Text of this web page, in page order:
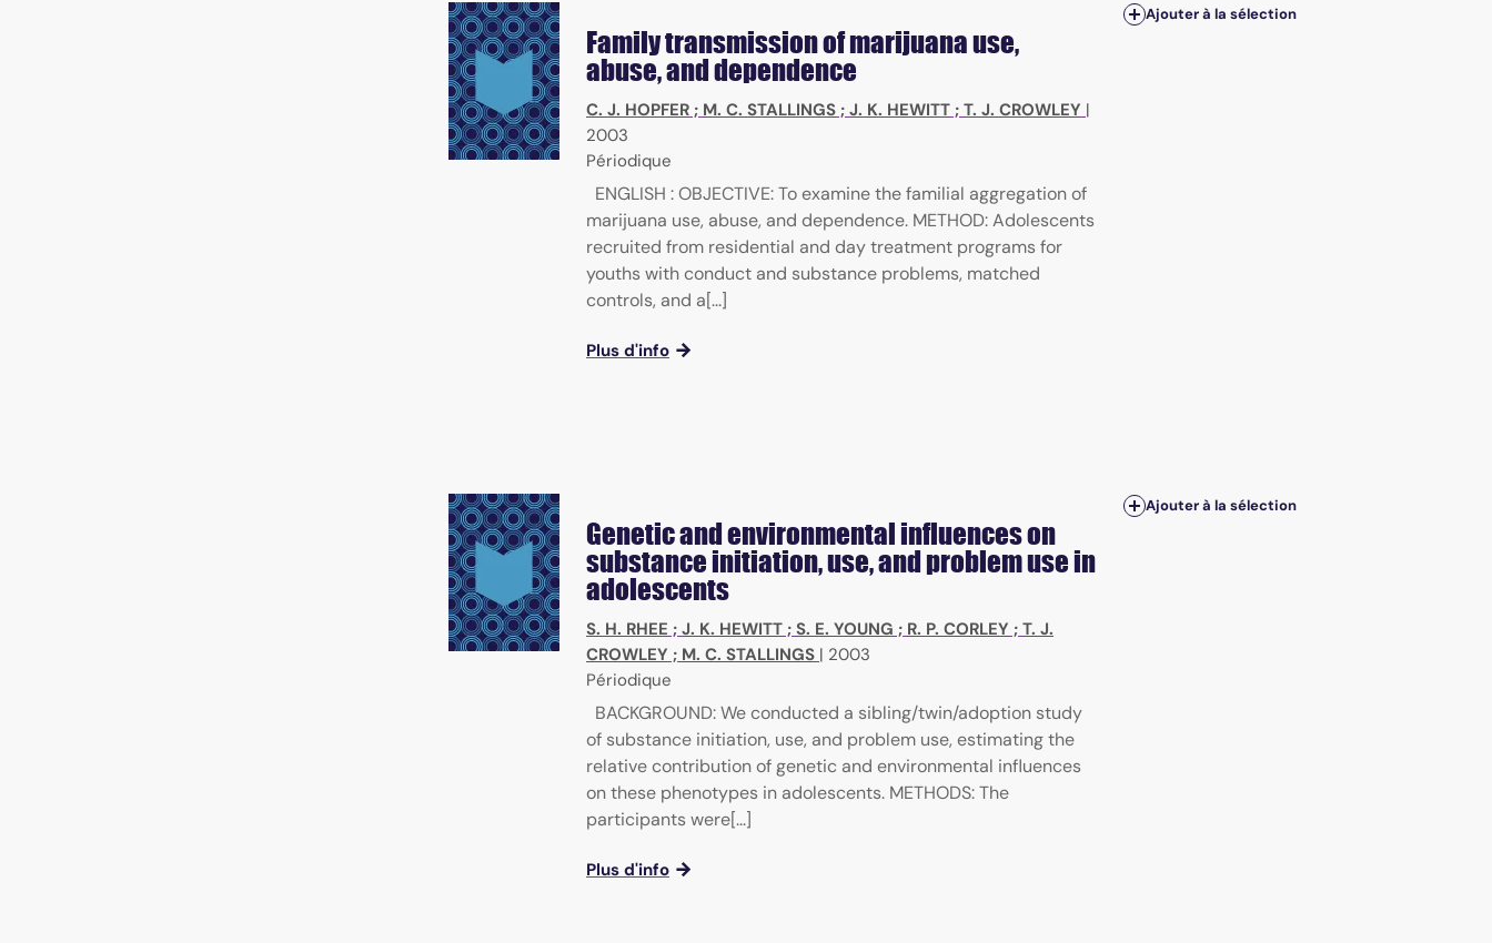
Family transmission of marijuana use,
abuse, and dependence
C. J. HOPFER ; M. C. STALLINGS ; J. K. HEWITT ; T. J. CROWLEY |
2003
Périodique
ENGLISH : OBJECTIVE: To examine the familial aggregation of
marijuana use, abuse, and dependence. METHOD: Adolescents
recruited from residential and day treatment programs for
youths with conduct and substance problems, matched
controls, and a[...]
Plus d'info
Ajouter à la sélection
Genetic and environmental influences on
substance initiation, use, and problem use in
adolescents
S. H. RHEE ; J. K. HEWITT ; S. E. YOUNG ; R. P. CORLEY ; T. J.
CROWLEY ; M. C. STALLINGS | 2003
Périodique
BACKGROUND: We conducted a sibling/twin/adoption study
of substance initiation, use, and problem use, estimating the
relative contribution of genetic and environmental influences
on these phenotypes in adolescents. METHODS: The
participants were[...]
Plus d'info
Ajouter à la sélection